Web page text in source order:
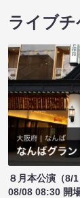
ライブチ
８月本公演（8/1
08/08 08:30 開